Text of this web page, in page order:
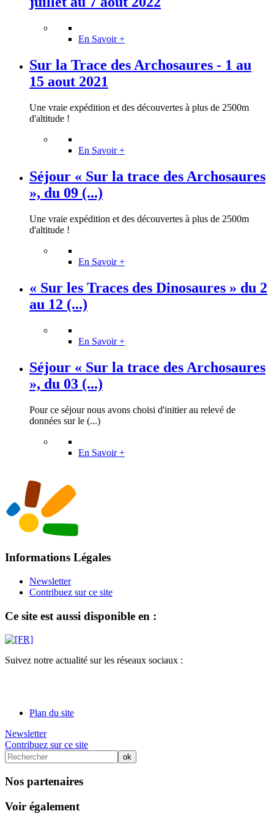
En Savoir +
Sur la Trace des Archosaures - 1 au
15 aout 2021
Une vraie expédition et des découvertes à plus de 2500m
d'altitude !
En Savoir +
Séjour « Sur la trace des Archosaures
», du 09 (...)
Une vraie expédition et des découvertes à plus de 2500m
d'altitude !
En Savoir +
« Sur les Traces des Dinosaures » du 2
au 12 (...)
En Savoir +
Séjour « Sur la trace des Archosaures
», du 03 (...)
Pour ce séjour nous avons choisi d'initier au relevé de
données sur le (...)
En Savoir +
Informations Légales
Newsletter
Contribuez sur ce site
Ce site est aussi disponible en :
Suivez notre actualité sur les réseaux sociaux :
Plan du site
Newsletter
Contribuez sur ce site
Nos partenaires
Voir également